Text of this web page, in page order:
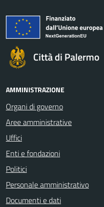
Città di Palermo
AMMINISTRAZIONE
Organi di governo
Aree amministrative
Uffici
Enti e fondazioni
Politici
Personale amministrativo
Documenti e dati